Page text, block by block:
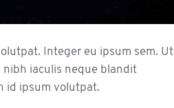
Integer eu ipsum sem. Ut
iaculis neque blandit
id ipsum volutpat.